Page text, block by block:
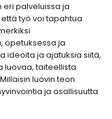
eri palveluissa ja
työ voi tapahtua
opetuksessa ja
ideoita ja ajatuksia siitä,
luovaa, taiteellista
luovin teon
ja osallisuutta